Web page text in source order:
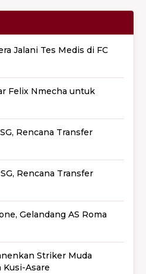
Jalani Tes Medis di FC
Felix Nmecha untuk
Rencana Transfer
Rencana Transfer
Gelandang AS Roma
Striker Muda
Asare